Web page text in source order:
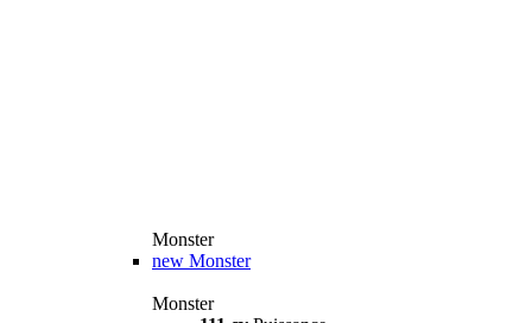
Monster
new Monster
Monster